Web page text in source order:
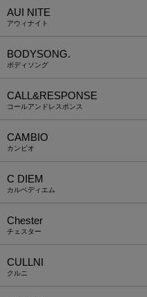
AUI NITE
アウィナイト
BODYSONG.
ボディソング
CALL&RESPONSE
コールアンドレスポンス
CAMBIO
カンビオ
C DIEM
カルペディエム
Chester
チェスター
CULLNI
クルニ